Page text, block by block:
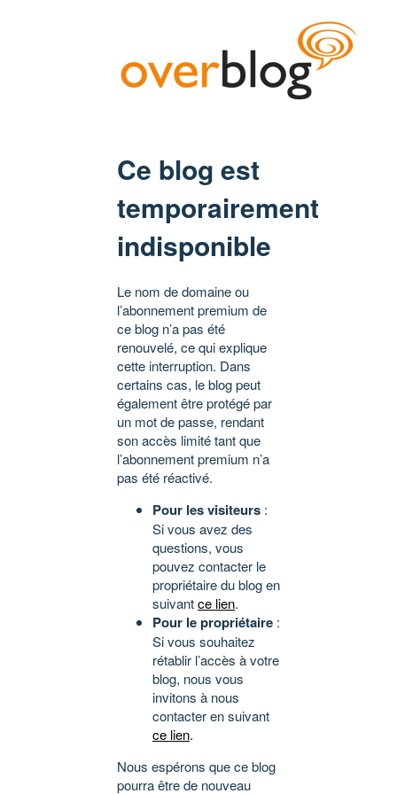
Ce blog est
temporairement
indisponible
Le nom de domaine ou
l’abonnement premium de
ce blog n’a pas été
renouvelé, ce qui explique
cette interruption. Dans
certains cas, le blog peut
également être protégé par
un mot de passe, rendant
son accès limité tant que
l’abonnement premium n’a
pas été réactivé.
Pour les visiteurs :
Si vous avez des
questions, vous
pouvez contacter le
propriétaire du blog en
suivantce lien.
Pour le propriétaire :
Si vous souhaitez
rétablir l’accès à votre
blog, nous vous
invitons à nous
contacter en suivant
ce lien.
Nous espérons que ce blog
pourra être de nouveau